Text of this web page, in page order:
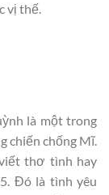
vị thế.
là một trong
chiến chống Mĩ.
thơ tình hay
Đó là tình yêu